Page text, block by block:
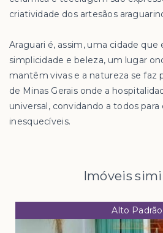
criatividade dos artesãos
Araguari é, assim, uma cidade que
simplicidade e beleza, um lugar
mantêm vivas e a natureza se faz
de Minas Gerais onde a
universal, convidando a todos para
inesquecíveis.
Imóveis
Alto Padrão